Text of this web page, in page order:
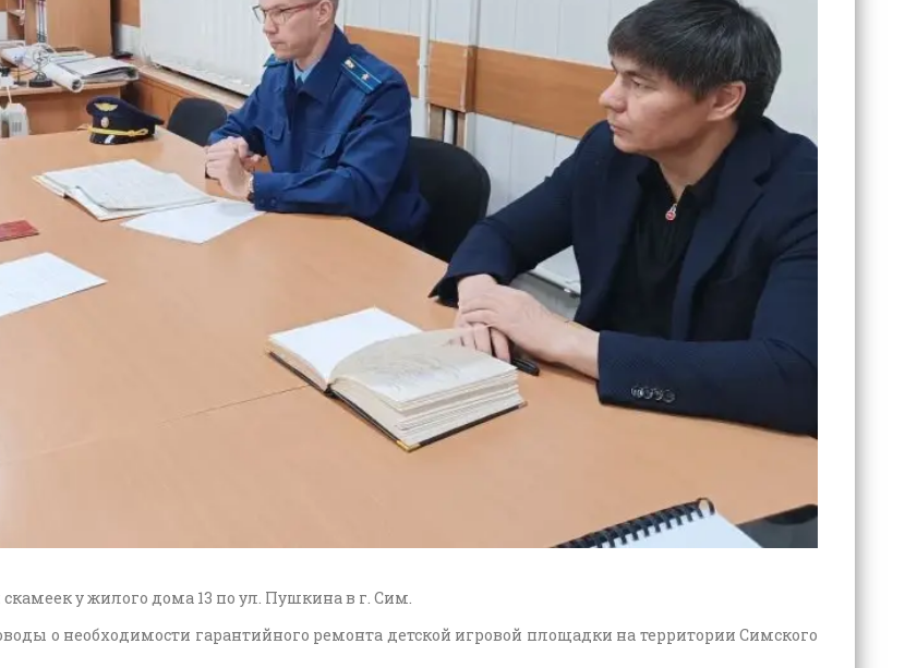
у жилого дома 13 по ул. Пушкина в г. Сим.
о необходимости гарантийного ремонта детской игровой площадки на территории Симского